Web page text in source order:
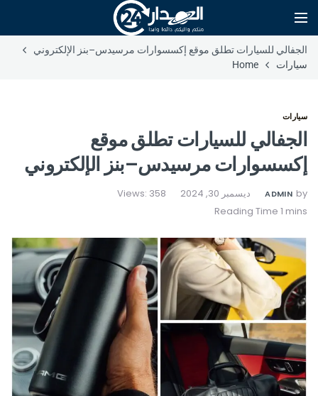
الجفالي للسيارات تطلق موقع إكسسوارات مرسيدس–بنز الإلكتروني
سيارات
Home
سيارات
الجفالي للسيارات تطلق موقع
إكسسوارات مرسيدس–بنز الإلكتروني
by
ADMIN ديسمبر 30, 2024 Views: 358